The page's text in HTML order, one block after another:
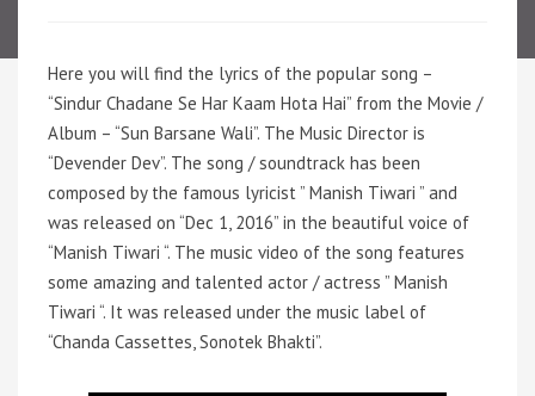
Here you will find the lyrics of the popular song –
“Sindur Chadane Se Har Kaam Hota Hai” from the Movie /
Album – “Sun Barsane Wali”. The Music Director is
“Devender Dev”. The song / soundtrack has been
composed by the famous lyricist ” Manish Tiwari ” and
was released on “Dec 1, 2016” in the beautiful voice of
“Manish Tiwari “. The music video of the song features
some amazing and talented actor / actress ” Manish
Tiwari “. It was released under the music label of
“Chanda Cassettes, Sonotek Bhakti”.